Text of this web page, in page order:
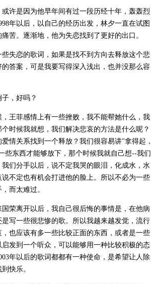
许是因为他早年间有过一段历经十年，轰轰烈
年以后，以自己的经历出发，林夕一直在试图
苦。逐渐地，他为失恋找到了更好的出口。
失恋的歌词，如果是找不到方向去释放这个悲
答案，可是我要写得深入浅出，也并没那么容
，好吗？
，王菲感情上有一些挫败，我不能帮她什么，我
时候我就想，我们解决悲哀的方法是什么呢？
情关系找到一个释放？我们很容易讲"拿得起，
些东西才能够放下，那个时候我就自己想--我们
们分手以后，说不定我哭的眼泪，化成水，水
不定也有机会打进他的脸上。所以不必为一些
而太难过。
国荣离开以后，我自己很后悔的事情是，在他病
写一些很悲惨的歌。所以我越来越发觉，流行
也应该有多一些比较正面的东西，或者是一些
发到一个听众，可以能够用一种比较积极的态
年以后的歌词都都有一种使命，是希望让人除
快乐。